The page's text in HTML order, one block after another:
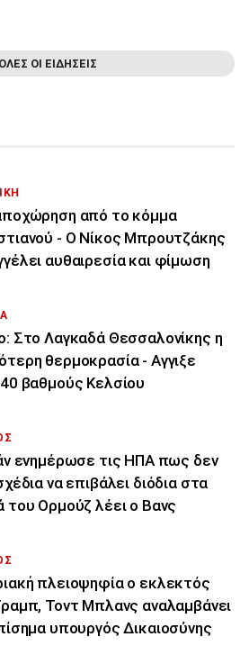
ΟΛΕΣ ΟΙ ΕΙΔΗΣΕΙΣ
από το κόμμα
- Ο Νίκος Μπρουτζάκης
αυθαιρεσία και φίμωση
Στο Λαγκαδά Θεσσαλονίκης η
θερμοκρασία - Αγγιξε
βαθμούς Κελσίου
ενημέρωσε τις ΗΠΑ πως δεν
να επιβάλει διόδια στα
του Ορμούζ λέει ο Βανς
πλειοψηφία ο εκλεκτός
Τοντ Μπλανς αναλαμβάνει
υπουργός Δικαιοσύνης